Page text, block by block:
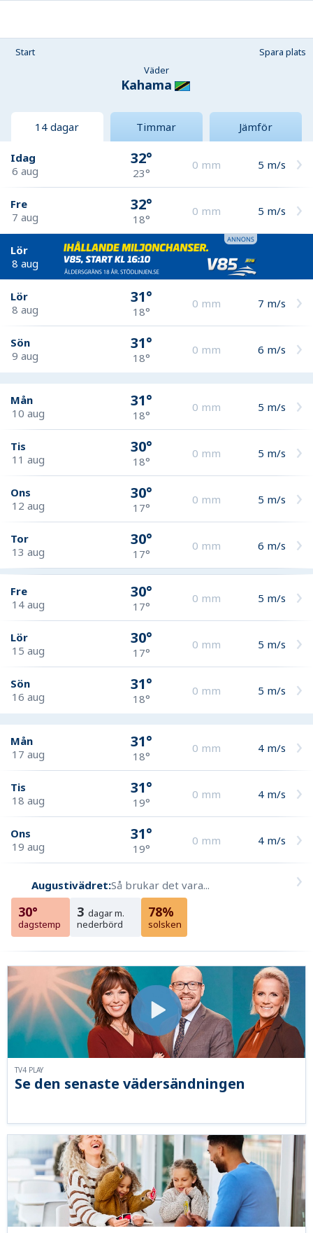
Start
Spara plats
Väder
Kahama
14 dagar Timmar Jämför
Idag
6 aug
32°
23°
0 mm 5 m/s
Fre
7 aug
32°
18°
0 mm 5 m/s
Lör
8 aug
Lör
8 aug
31°
18°
0 mm 7 m/s
Sön
9 aug
31°
18°
0 mm 6 m/s
Mån
10 aug
31°
18°
0 mm 5 m/s
Tis
11 aug
30°
18°
0 mm 5 m/s
Ons
12 aug
30°
17°
0 mm 5 m/s
Tor
13 aug
30°
17°
0 mm 6 m/s
Fre
14 aug
30°
17°
0 mm 5 m/s
Lör
15 aug
30°
17°
0 mm 5 m/s
Sön
16 aug
31°
18°
0 mm 5 m/s
Mån
17 aug
31°
18°
0 mm 4 m/s
Tis
18 aug
31°
19°
0 mm 4 m/s
Ons
19 aug
31°
19°
0 mm 4 m/s
Augustivädret:Så brukar det vara...
30°
dagstemp
3 dagar m.
nederbörd
78%
solsken
Se den senaste vädersändningen
TV4 PLAY